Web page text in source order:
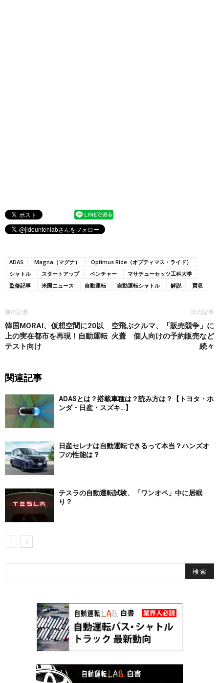
ADAS Magna（マグナ）
Optimus Ride（オプティマス・ライド）
シャトル
スタートアップ ベンチャー
マサチューセッツ工科大学
監修記事
米国ニュース 自動運転 自動運転シャトル 解説 買収
前の記事
韓国MORAI、仮想空間に20以
上の実在都市を再現！自動運転
テスト向け
次の記事
空飛ぶクルマ、「販売競争」に
火蓋 個人向けの予約販売など
続々
関連記事
ADASとは？搭載車種は？読み方は？【トヨタ・ホ
ンダ・日産・スズキ…】
日産セレナは自動運転できるって本当？ハンズオ
フの性能は？
テスラの自動運転試験、「ワンオペ」中に居眠
り？